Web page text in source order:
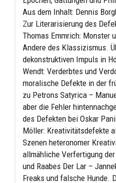
Aus dem Inhalt: Dennis
Zur Literarisierung des
Thomas Emmrich: Monster
Andere des Klassizismus.
dekonstruktiven Impuls in
Wendt: Verderbtes und
moralische Defekte in der
zu Petrons Satyrica –
aber die Fehler
des Defekten bei Oskar
Möller: Kreativitätsdefekte
Szenen heteronomer
allmähliche Verfertigung der
und Raabes Der Lar –
Freaks und falsche Hunde.